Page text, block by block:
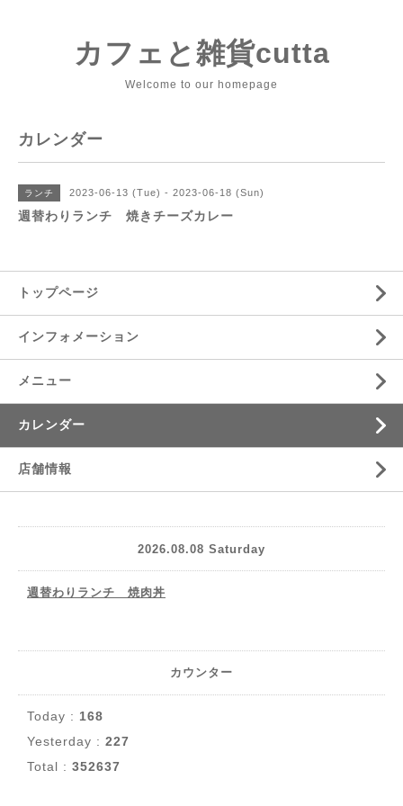
カフェと雑貨cutta
Welcome to our homepage
カレンダー
ランチ 2023-06-13 (Tue) - 2023-06-18 (Sun)
週替わりランチ 焼きチーズカレー
トップページ
インフォメーション
メニュー
カレンダー
店舗情報
2026.08.08 Saturday
週替わりランチ 焼肉丼
カウンター
Today : 168
Yesterday : 227
Total : 352637